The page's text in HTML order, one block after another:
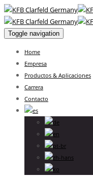
Toggle navigation
Home
Empresa
Productos & Aplicaciones
Carrera
Contacto